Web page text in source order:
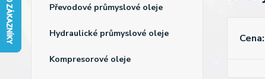
Převodové průmyslové oleje
Hydraulické průmyslové oleje
Kompresorové oleje
Cena: